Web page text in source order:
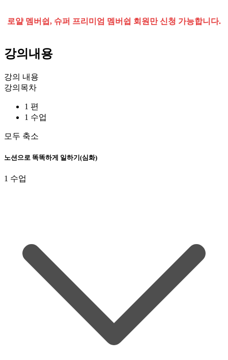
로얄 멤버쉽, 슈퍼 프리미엄 멤버쉽 회원만 신청 가능합니다.
강의내용
강의 내용
강의목차
1 편
1 수업
모두 축소
노션으로 똑똑하게 일하기(심화)
1 수업